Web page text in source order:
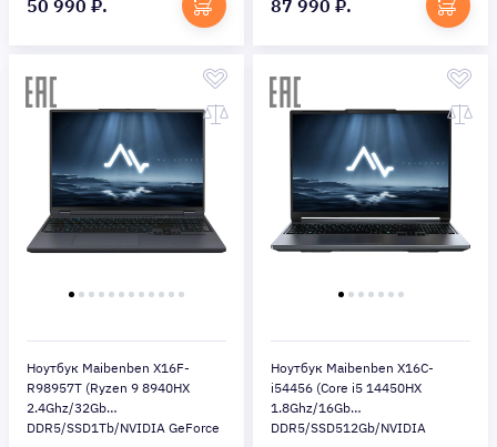
50 990 ₽. 87 990 ₽.
Ноутбук Maibenben X16F-
R98957T (Ryzen 9 8940HX
2.4Ghz/32Gb
DDR5/SSD1Tb/NVIDIA GeForce
Ноутбук Maibenben X16C-
i54456 (Core i5 14450HX
1.8Ghz/16Gb
DDR5/SSD512Gb/NVIDIA